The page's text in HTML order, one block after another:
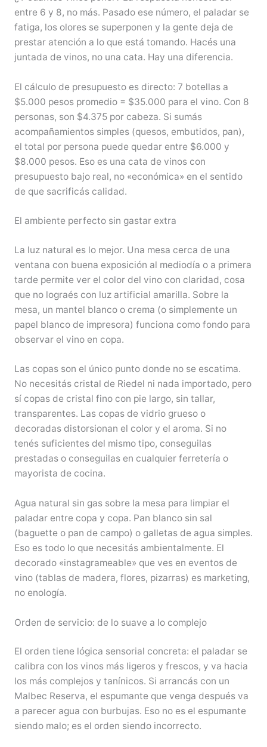
entre 6 y 8, no más. Pasado ese número, el paladar se
fatiga, los olores se superponen y la gente deja de
prestar atención a lo que está tomando. Hacés una
juntada de vinos, no una cata. Hay una diferencia.
El cálculo de presupuesto es directo: 7 botellas a
$5.000 pesos promedio = $35.000 para el vino. Con 8
personas, son $4.375 por cabeza. Si sumás
acompañamientos simples (quesos, embutidos, pan),
el total por persona puede quedar entre $6.000 y
$8.000 pesos. Eso es una cata de vinos con
presupuesto bajo real, no «económica» en el sentido
de que sacrificás calidad.
El ambiente perfecto sin gastar extra
La luz natural es lo mejor. Una mesa cerca de una
ventana con buena exposición al mediodía o a primera
tarde permite ver el color del vino con claridad, cosa
que no lograés con luz artificial amarilla. Sobre la
mesa, un mantel blanco o crema (o simplemente un
papel blanco de impresora) funciona como fondo para
observar el vino en copa.
Las copas son el único punto donde no se escatima.
No necesitás cristal de Riedel ni nada importado, pero
sí copas de cristal fino con pie largo, sin tallar,
transparentes. Las copas de vidrio grueso o
decoradas distorsionan el color y el aroma. Si no
tenés suficientes del mismo tipo, conseguilas
prestadas o conseguilas en cualquier ferretería o
mayorista de cocina.
Agua natural sin gas sobre la mesa para limpiar el
paladar entre copa y copa. Pan blanco sin sal
(baguette o pan de campo) o galletas de agua simples.
Eso es todo lo que necesitás ambientalmente. El
decorado «instagrameable» que ves en eventos de
vino (tablas de madera, flores, pizarras) es marketing,
no enología.
Orden de servicio: de lo suave a lo complejo
El orden tiene lógica sensorial concreta: el paladar se
calibra con los vinos más ligeros y frescos, y va hacia
los más complejos y tanínicos. Si arrancás con un
Malbec Reserva, el espumante que venga después va
a parecer agua con burbujas. Eso no es el espumante
siendo malo; es el orden siendo incorrecto.